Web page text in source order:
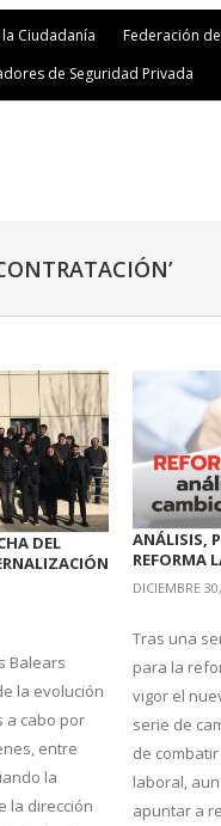
Ciudadanía Federación
de Seguridad Privada
DEL
Balears
la evolución
a cabo por
entre
la
la dirección
ANÁLISIS,
REFORMA
DICIEMBRE
Tras una
para la
vigor el
serie de
de
laboral,
apuntar a